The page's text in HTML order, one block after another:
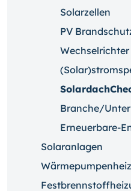
Solarzellen
PV
Wechselrichter
Branche/
Erneuerbare-
Solaranlagen